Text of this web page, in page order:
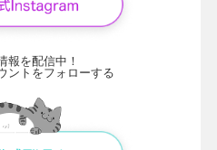
報を配信中！
ントをフォローする